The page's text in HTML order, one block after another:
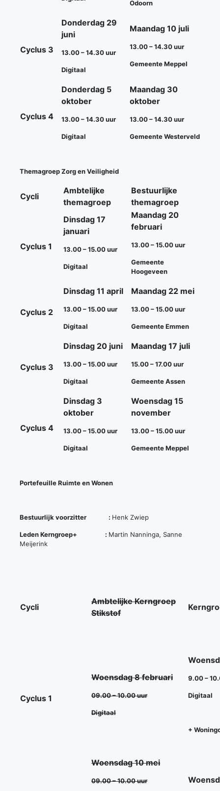
Odoorn
Cyclus 3
Donderdag 29
juni
13.00 – 14.30 uur
Digitaal
Maandag 10 juli
13.00 – 14.30 uur
Gemeente Meppel
Cyclus 4
Donderdag 5
oktober
13.00 – 14.30 uur
Digitaal
Maandag 30
oktober
13.00 – 14.30 uur
Gemeente Westerveld
Themagroep Zorg en Veiligheid
Cycli
Ambtelijke
themagroep
Bestuurlijke
themagroep
Cyclus 1
Dinsdag 17
januari
13.00 – 15.00 uur
Digitaal
Maandag 20
februari
13.00 – 15.00 uur
Gemeente
Hoogeveen
Cyclus 2
Dinsdag 11 april
13.00 – 15.00 uur
Digitaal
Maandag 22 mei
13.00 – 15.00 uur
Gemeente Emmen
Cyclus 3
Dinsdag 20 juni
13.00 – 15.00 uur
Digitaal
Maandag 17 juli
15.00 – 17.00 uur
Gemeente Assen
Cyclus 4
Dinsdag 3
oktober
13.00 – 15.00 uur
Digitaal
Woensdag 15
november
13.00 – 15.00 uur
Gemeente Meppel
Portefeuille Ruimte en Wonen
Bestuurlijk voorzitter : Henk Zwiep
Leden Kerngroep+ : Martin Nanninga, Sanne
Meijerink
Cycli
Ambtelijke Kerngroep
Stikstof
Cyclus 1
Woensdag 8 februari
09.00 – 10.00 uur
Digitaal
9.00 –
Digitaal
+
Woensdag 10 mei
09.00 – 10.00 uur